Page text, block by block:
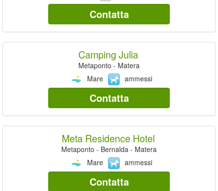
Contatta
Camping Julia
Metaponto - Matera
Mare
ammessi
Contatta
Meta Residence Hotel
Metaponto - Bernalda - Matera
Mare
ammessi
Contatta